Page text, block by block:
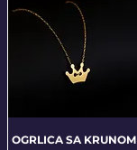
OGRLICA SA KRUNOM